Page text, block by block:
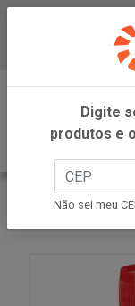
INÍCIO
DR
Digite
produtos e
Não sei meu